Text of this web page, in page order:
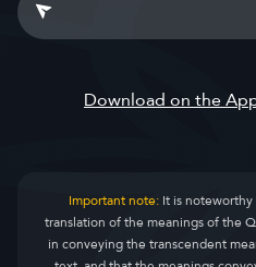
Important note:It is
translation of the meanings of the
in conveying the transcendent